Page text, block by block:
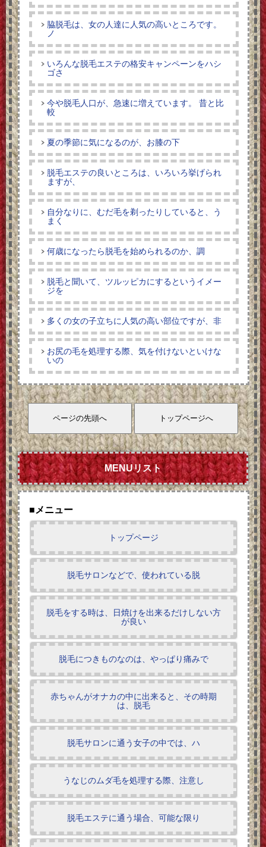
脇脱毛は、女の人達に人気の高いところです。
ノ
いろんな脱毛エステの格安キャンペーンをハシ
ゴさ
今や脱毛人口が、急速に増えています。 昔と比
較
夏の季節に気になるのが、お膝の下
脱毛エステの良いところは、いろいろ挙げられ
ますが、
自分なりに、むだ毛を剃ったりしていると、う
まく
何歳になったら脱毛を始められるのか、調
脱毛と聞いて、ツルッピカにするというイメー
ジを
多くの女の子立ちに人気の高い部位ですが、非
お尻の毛を処理する際、気を付けないといけな
いの
MENUリスト
■メニュー
トップページ
脱毛サロンなどで、使われている脱
脱毛をする時は、日焼けを出来るだけしない方
が良い
脱毛につきものなのは、やっぱり痛みで
赤ちゃんがオナカの中に出来ると、その時期
は、脱毛
脱毛サロンに通う女子の中では、ハ
うなじのムダ毛を処理する際、注意し
脱毛エステに通う場合、可能な限り